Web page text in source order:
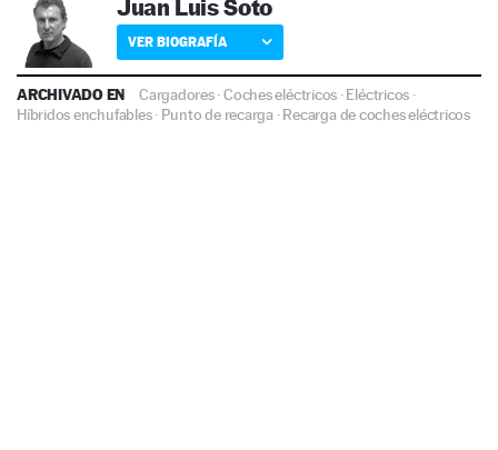
Juan Luis Soto
VER BIOGRAFÍA
ARCHIVADO EN Cargadores·Coches eléctricos ·Eléctricos ·
Híbridos enchufables· Punto de recarga ·Recarga de coches eléctricos